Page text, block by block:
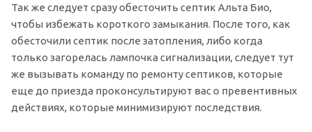
Так же следует сразу обесточить септик Альта Био,
чтобы избежать короткого замыкания. После того, как
обесточили септик после затопления, либо когда
только загорелась лампочка сигнализации, следует тут
же вызывать команду по ремонту септиков, которые
еще до приезда проконсультируют вас о превентивных
действиях, которые минимизируют последствия.